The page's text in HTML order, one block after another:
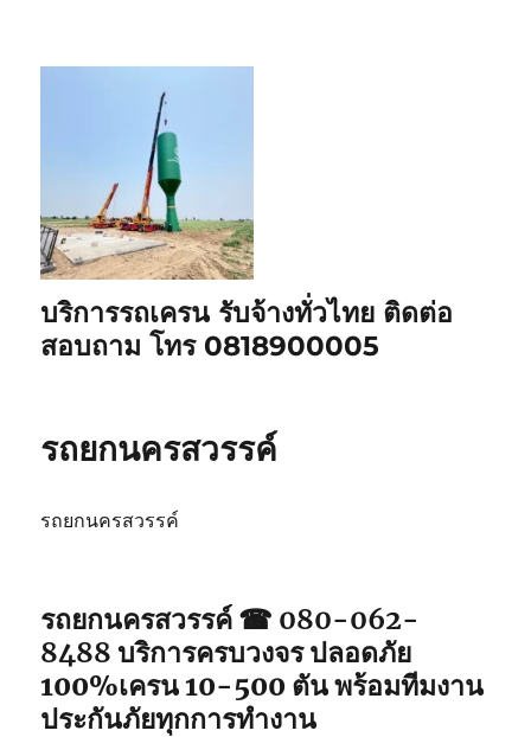
บริการรถเครน รับจ้างทั่วไทย ติดต่อ
สอบถาม โทร 0818900005
รถยกนครสวรรค์
รถยกนครสวรรค์
รถยกนครสวรรค์ ☎ 080-062-
8488 บริการครบวงจร ปลอดภัย
100%เครน 10-500 ตัน พร้อมทีมงาน
ประกันภัยทุกการทำงาน